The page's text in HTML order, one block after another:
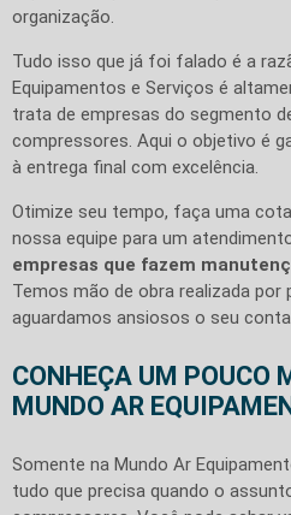
organização.
Tudo isso que já foi falado é a
Equipamentos e Serviços é
trata de empresas do segmento
compressores. Aqui o objetivo é
à entrega final com excelência.
Otimize seu tempo, faça uma
nossa equipe para um
empresas que fazem
Temos mão de obra realizada
aguardamos ansiosos o seu
CONHEÇA UM POUCO
MUNDO AR
Somente na Mundo Ar
tudo que precisa quando o